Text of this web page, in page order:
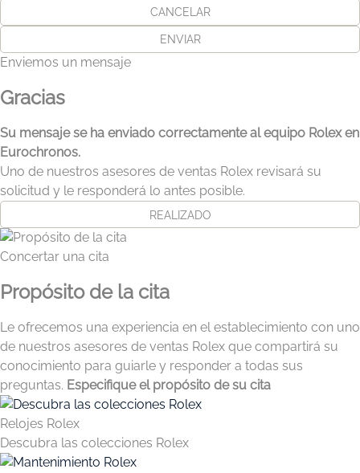
CANCELAR
ENVIAR
Enviemos un mensaje
Gracias
Su mensaje se ha enviado correctamente al equipo Rolex en
Eurochronos.
Uno de nuestros asesores de ventas Rolex revisará su
solicitud y le responderá lo antes posible.
REALIZADO
Concertar una cita
Propósito de la cita
Le ofrecemos una experiencia en el establecimiento con uno
de nuestros asesores de ventas Rolex que compartirá su
conocimiento para guiarle y responder a todas sus
preguntas. Especifique el propósito de su cita
Relojes Rolex
Descubra las colecciones Rolex